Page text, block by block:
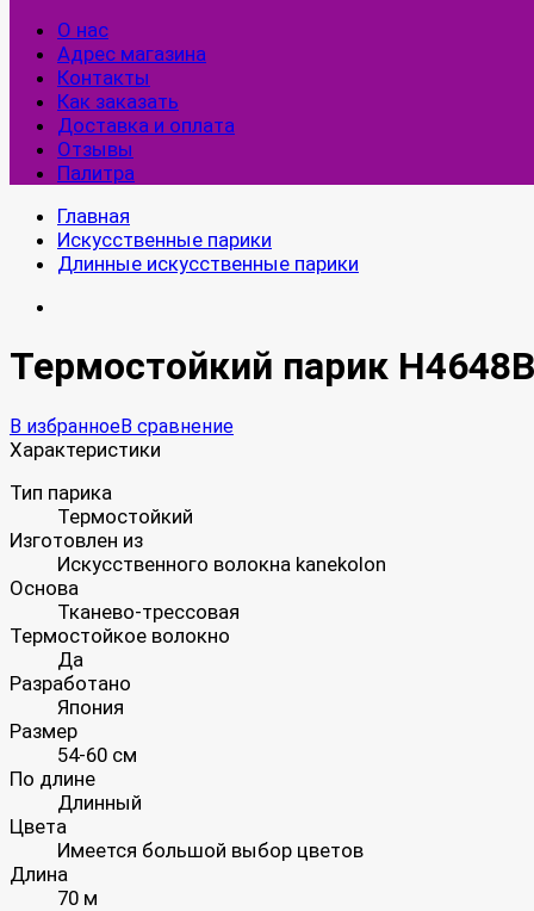
О нас
Адрес магазина
Контакты
Как заказать
Доставка и оплата
Отзывы
Палитра
Главная
Искусственные парики
Длинные искусственные парики
Термостойкий парик H4648B
В избранноеВ сравнение
Характеристики
Тип парика
Термостойкий
Изготовлен из
Искусственного волокна kanekolon
Основа
Тканево-трессовая
Термостойкое волокно
Да
Разработано
Япония
Размер
54-60 см
По длине
Длинный
Цвета
Имеется большой выбор цветов
Длина
70 м